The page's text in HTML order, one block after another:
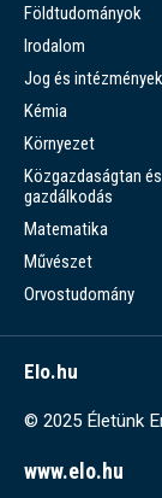
Földtudományok
Irodalom
Jog és intézmények
Kémia
Környezet
Közgazdaságtan és
gazdálkodás
Matematika
Művészet
Orvostudomány
Elo.hu
© 2025 Életünk
www.elo.hu